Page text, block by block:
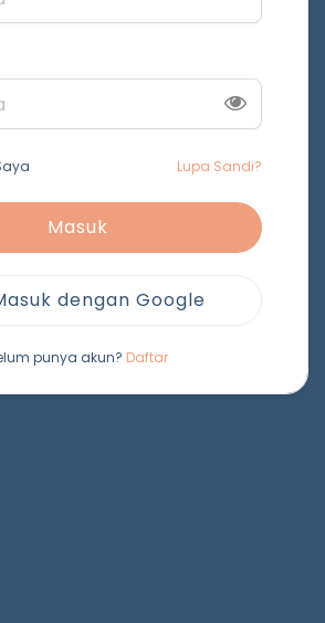
Lupa Sandi?
Masuk
dengan Google
punya akun? Daftar